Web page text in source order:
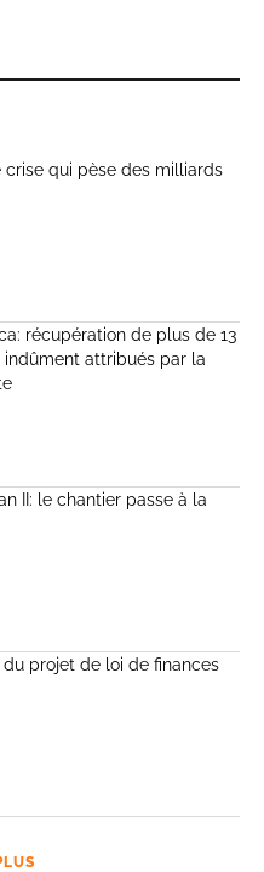
crise qui pèse des milliards
récupération de plus de 13
attribués par la
II: le chantier passe à la
du projet de loi de finances